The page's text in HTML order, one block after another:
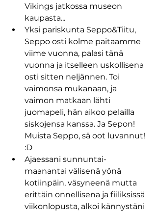
Vikings jatkossa museon
kaupasta...
Yksi pariskunta Seppo&Tiitu,
Seppo osti kolme paitaamme
viime vuonna, palasi tänä
vuonna ja itselleen uskollisena
osti sitten neljännen. Toi
vaimonsa mukanaan, ja
vaimon matkaan lähti
juomapeli, hän aikoo pelailla
siskojensa kanssa. Ja Sepon!
Muista Seppo, sä oot luvannut!
:D
Ajaessani sunnuntai-
maanantai välisenä yönä
kotiinpäin, väsyneenä mutta
erittäin onnellisena ja fiiliksissä
viikonlopusta, alkoi kännystäni